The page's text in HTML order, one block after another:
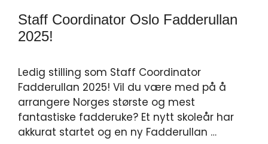
Staff Coordinator Oslo Fadderullan
2025!
Ledig stilling som Staff Coordinator
Fadderullan 2025! Vil du være med på å
arrangere Norges største og mest
fantastiske fadderuke? Et nytt skoleår har
akkurat startet og en ny Fadderullan …